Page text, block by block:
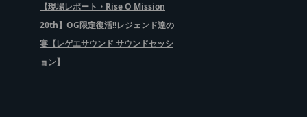
【現場レポート・Rise O Mission
20th】OG限定復活!!レジェンド達の
宴【レゲエサウンド サウンドセッシ
ョン】